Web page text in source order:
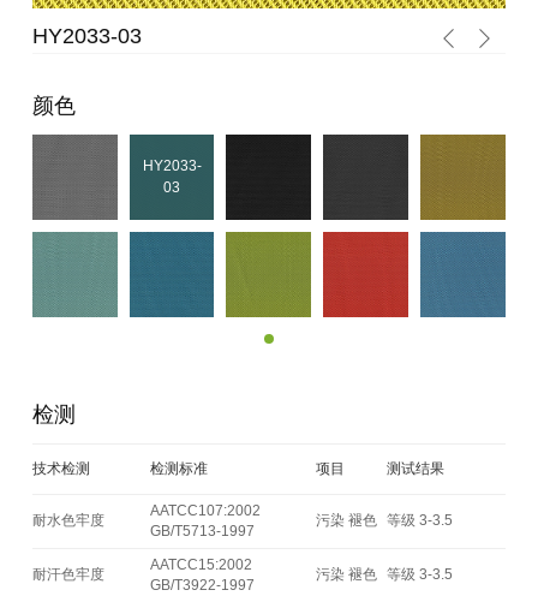
颜色
HY2033-
10
检测
技术检测 检测标准 项目 测试结果
耐水色牢度
AATCC107:2002
GB/T5713-1997
污染 褪色 等级 3-3.5
耐汗色牢度
AATCC15:2002
GB/T3922-1997
污染 褪色 等级 3-3.5